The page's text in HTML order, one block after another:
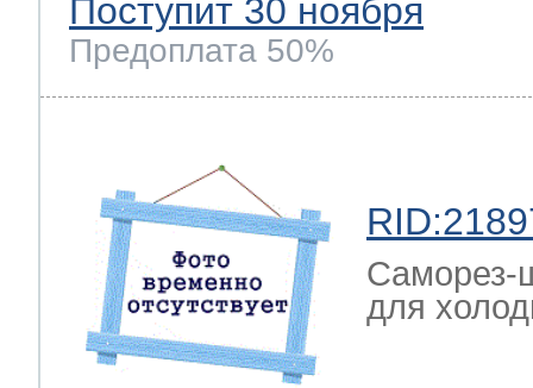
Поступит 30 ноября
Предоплата 50%
Саморез-
для